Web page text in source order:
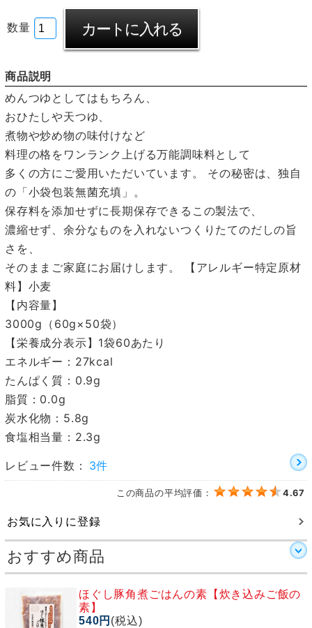
数量
商品説明
めんつゆとしてはもちろん、
おひたしや天つゆ、
煮物や炒め物の味付けなど
料理の格をワンランク上げる万能調味料として
多くの方にご愛用いただいています。 その秘密は、独自
の「小袋包装無菌充填」。
保存料を添加せずに長期保存できるこの製法で、
濃縮せず、余分なものを入れないつくりたてのだしの旨
さを、
そのままご家庭にお届けします。 【アレルギー特定原材
料】小麦
【内容量】
3000g（60g×50袋）
【栄養成分表示】1袋60あたり
エネルギー：27kcal
たんぱく質：0.9g
脂質：0.0g
炭水化物：5.8g
食塩相当量：2.3g
レビュー件数： 3件
この商品の平均評価： 4.67
お気に入りに登録
おすすめ商品
ほぐし豚角煮ごはんの素【炊き込みご飯の
素】
540円 (税込)